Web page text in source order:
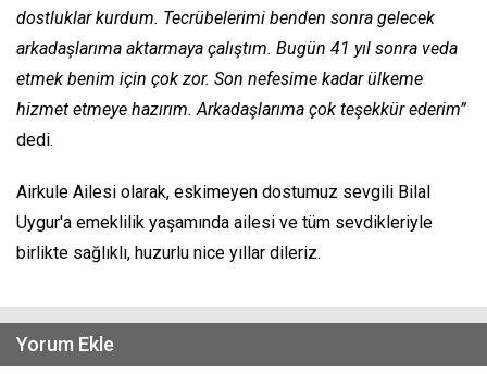
dostluklar kurdum. Tecrübelerimi benden sonra gelecek
arkadaşlarıma aktarmaya çalıştım. Bugün 41 yıl sonra veda
etmek benim için çok zor. Son nefesime kadar ülkeme
hizmet etmeye hazırım. Arkadaşlarıma çok teşekkür ederim”
dedi.
Airkule Ailesi olarak, eskimeyen dostumuz sevgili Bilal
Uygur'a emeklilik yaşamında ailesi ve tüm sevdikleriyle
birlikte sağlıklı, huzurlu nice yıllar dileriz.
Yorum Ekle